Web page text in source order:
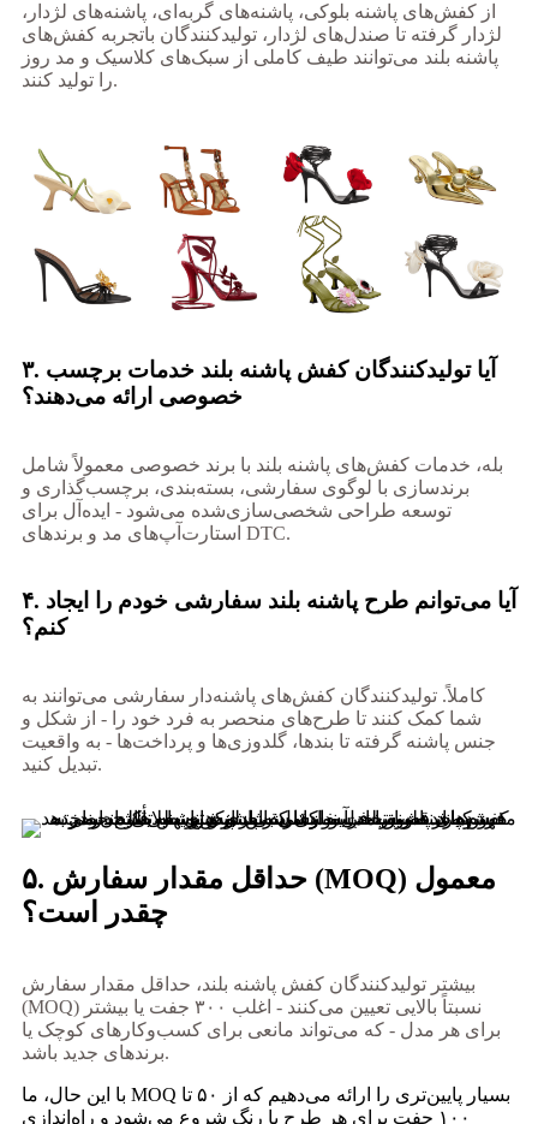
از کفش‌های پاشنه بلوکی، پاشنه‌های گربه‌ای، پاشنه‌های لژدار،
لژدار گرفته تا صندل‌های لژدار، تولیدکنندگان باتجربه کفش‌های
پاشنه بلند می‌توانند طیف کاملی از سبک‌های کلاسیک و مد روز
را تولید کنند.
۳. آیا تولیدکنندگان کفش پاشنه بلند خدمات برچسب
خصوصی ارائه می‌دهند؟
بله، خدمات کفش‌های پاشنه بلند با برند خصوصی معمولاً شامل
برندسازی با لوگوی سفارشی، بسته‌بندی، برچسب‌گذاری و
توسعه طراحی شخصی‌سازی‌شده می‌شود - ایده‌آل برای
استارت‌آپ‌های مد و برندهای DTC.
۴. آیا می‌توانم طرح پاشنه بلند سفارشی خودم را ایجاد
کنم؟
کاملاً. تولیدکنندگان کفش‌های پاشنه‌دار سفارشی می‌توانند به
شما کمک کنند تا طرح‌های منحصر به فرد خود را - از شکل و
جنس پاشنه گرفته تا بندها، گلدوزی‌ها و پرداخت‌ها - به واقعیت
تبدیل کنید.
۵. حداقل مقدار سفارش (MOQ) معمول
چقدر است؟
بیشتر تولیدکنندگان کفش پاشنه بلند، حداقل مقدار سفارش
(MOQ) نسبتاً بالایی تعیین می‌کنند - اغلب ۳۰۰ جفت یا بیشتر
برای هر مدل - که می‌تواند مانعی برای کسب‌وکارهای کوچک یا
برندهای جدید باشد.
با این حال، ما MOQ بسیار پایین‌تری را ارائه می‌دهیم که از ۵۰ تا
۱۰۰ جفت برای هر طرح یا رنگ شروع می‌شود و راه‌اندازی